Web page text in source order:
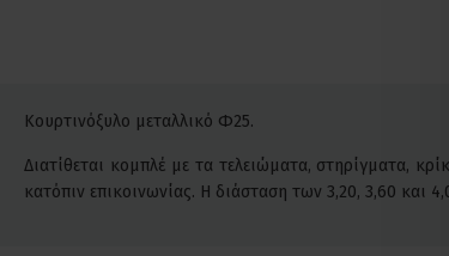
Κουρτινόξυλο μεταλλικό Φ25.
Διατίθεται κομπλέ με τα τελειώματα, στηρίγματα,
κατόπιν επικοινωνίας. Η διάσταση των 3,20, 3,60 και